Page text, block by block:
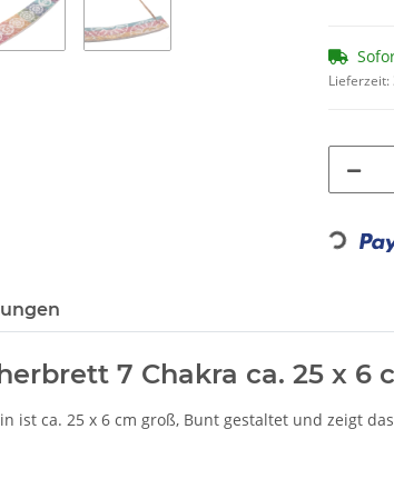
Lieferzeit:
Loading...
7 Chakra ca. 25 x 6
ist ca. 25 x 6 cm groß, Bunt gestaltet und zeigt